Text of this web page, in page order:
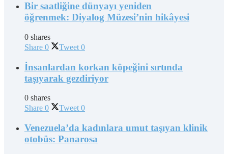
Bir saatliğine dünyayı yeniden
öğrenmek: Diyalog Müzesi’nin hikâyesi
0 shares
Share 0 Tweet 0
İnsanlardan korkan köpeğini sırtında
taşıyarak gezdiriyor
0 shares
Share 0 Tweet 0
Venezuela’da kadınlara umut taşıyan klinik
otobüs: Panarosa